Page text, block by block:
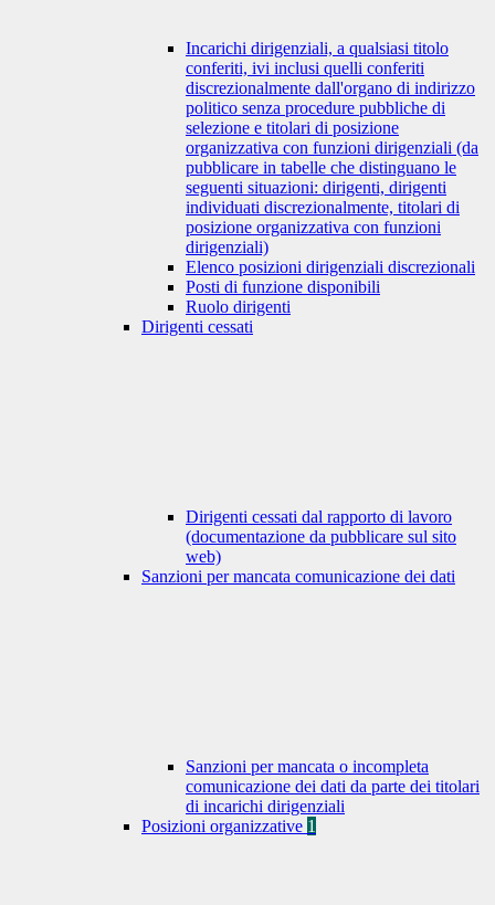
Incarichi dirigenziali, a qualsiasi titolo
conferiti, ivi inclusi quelli conferiti
discrezionalmente dall'organo di indirizzo
politico senza procedure pubbliche di
selezione e titolari di posizione
organizzativa con funzioni dirigenziali (da
pubblicare in tabelle che distinguano le
seguenti situazioni: dirigenti, dirigenti
individuati discrezionalmente, titolari di
posizione organizzativa con funzioni
dirigenziali)
Elenco posizioni dirigenziali discrezionali
Posti di funzione disponibili
Ruolo dirigenti
Dirigenti cessati
Dirigenti cessati dal rapporto di lavoro
(documentazione da pubblicare sul sito
web)
Sanzioni per mancata comunicazione dei dati
Sanzioni per mancata o incompleta
comunicazione dei dati da parte dei titolari
di incarichi dirigenziali
Posizioni organizzative 1